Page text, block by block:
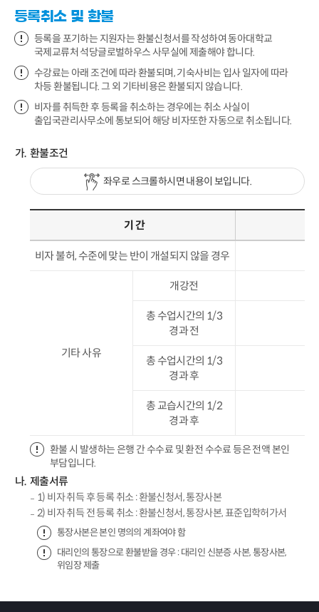
등록취소 및 환불
등록을 포기하는 지원자는 환불신청서를 작성하여 동아대학교
국제교류처 석당글로벌하우스 사무실에 제출해야 합니다.
수강료는 아래 조건에 따라 환불되며, 기숙사비는 입사 일자에 따라
차등 환불됩니다. 그 외 기타비용은 환불되지 않습니다.
비자를 취득한 후 등록을 취소하는 경우에는 취소 사실이
출입국관리사무소에 통보되어 해당 비자또한 자동으로 취소됩니다.
환불조건
좌우로 스크롤하시면 내용이 보입니다.
기 간
비자 불허, 수준에 맞는 반이 개설되지 않을 경우
기타 사유
개강전
총 수업시간의 1/3
경과 전
총 수업시간의 1/3
경과 후
총 교습시간의 1/2
경과 후
환불 시 발생하는 은행 간 수수료 및 환전 수수료 등은 전액 본인
부담입니다.
제출서류
1) 비자 취득 후 등록 취소 : 환불신청서, 통장사본
2) 비자 취득 전 등록 취소 : 환불신청서, 통장사본, 표준입학허가서
통장사본은 본인 명의의 계좌여야 함
대리인의 통장으로 환불받을 경우 : 대리인 신분증 사본, 통장사본,
위임장 제출